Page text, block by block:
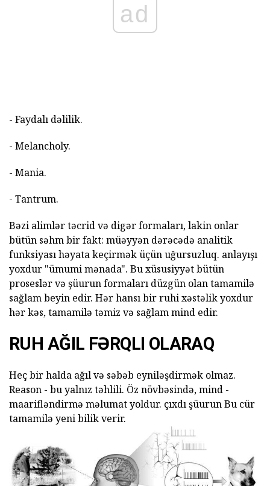
ad
- Faydalı dəlilik.
- Melancholy.
- Mania.
- Tantrum.
Bəzi alimlər təcrid və digər formaları, lakin onlar
bütün səhm bir fakt: müəyyən dərəcədə analitik
funksiyası həyata keçirmək üçün uğursuzluq. anlayışı
yoxdur "ümumi mənada". Bu xüsusiyyət bütün
proseslər və şüurun formaları düzgün olan tamamilə
sağlam beyin edir. Hər hansı bir ruhi xəstəlik yoxdur
hər kəs, tamamilə təmiz və sağlam mind edir.
RUH AĞIL FƏRQLI OLARAQ
Heç bir halda ağıl və səbəb eyniləşdirmək olmaz.
Reason - bu yalnız təhlili. Öz növbəsində, mind -
maarifləndirmə məlumat yoldur. çıxdı şüurun Bu cür
tamamilə yeni bilik verir.